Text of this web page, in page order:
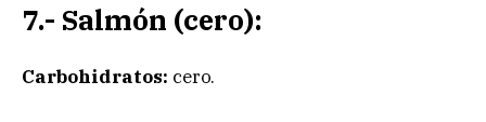
7.- Salmón (cero):
Carbohidratos: cero.